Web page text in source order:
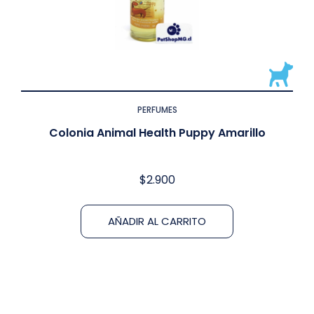
PERFUMES
Colonia Animal Health Puppy Amarillo
$2.900
AÑADIR AL CARRITO